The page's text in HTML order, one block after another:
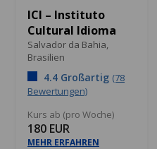
ICI – Instituto
Cultural Idioma
Salvador da Bahia,
Brasilien
4.4 Großartig (78
Bewertungen)
Kurs ab (pro Woche)
180 EUR
MEHR ERFAHREN